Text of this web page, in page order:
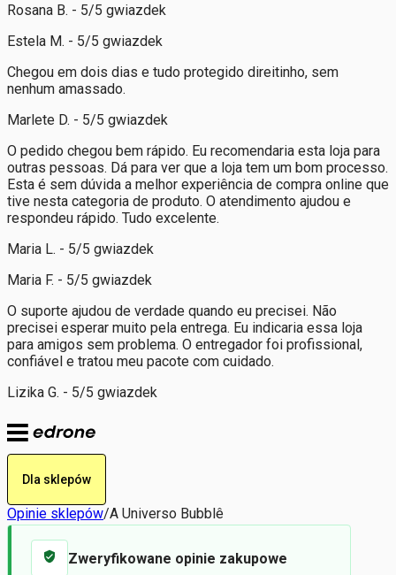
Rosana B. - 5/5 gwiazdek
Estela M. - 5/5 gwiazdek
Chegou em dois dias e tudo protegido direitinho, sem
nenhum amassado.
Marlete D. - 5/5 gwiazdek
O pedido chegou bem rápido. Eu recomendaria esta loja para
outras pessoas. Dá para ver que a loja tem um bom processo.
Esta é sem dúvida a melhor experiência de compra online que
tive nesta categoria de produto. O atendimento ajudou e
respondeu rápido. Tudo excelente.
Maria L. - 5/5 gwiazdek
Maria F. - 5/5 gwiazdek
O suporte ajudou de verdade quando eu precisei. Não
precisei esperar muito pela entrega. Eu indicaria essa loja
para amigos sem problema. O entregador foi profissional,
confiável e tratou meu pacote com cuidado.
Lizika G. - 5/5 gwiazdek
Dla sklepów
Opinie sklepów/A Universo Bubblê
Zweryfikowane opinie zakupowe